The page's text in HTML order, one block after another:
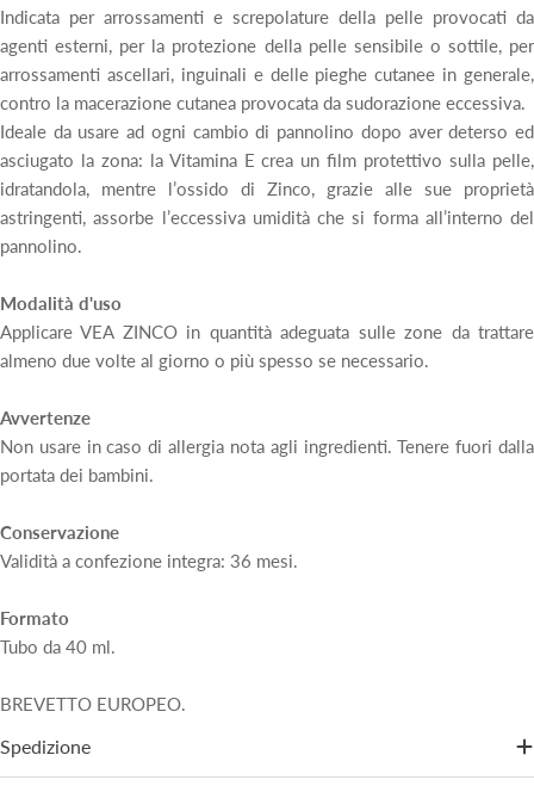
Indicata per arrossamenti e screpolature della pelle provocati da
agenti esterni, per la protezione della pelle sensibile o sottile, per
arrossamenti ascellari, inguinali e delle pieghe cutanee in generale,
contro la macerazione cutanea provocata da sudorazione eccessiva.
Ideale da usare ad ogni cambio di pannolino dopo aver deterso ed
asciugato la zona: la Vitamina E crea un film protettivo sulla pelle,
idratandola, mentre l’ossido di Zinco, grazie alle sue proprietà
astringenti, assorbe l’eccessiva umidità che si forma all’interno del
pannolino.
Modalità d'uso
Applicare VEA ZINCO in quantità adeguata sulle zone da trattare
almeno due volte al giorno o più spesso se necessario.
Avvertenze
Non usare in caso di allergia nota agli ingredienti. Tenere fuori dalla
portata dei bambini.
Conservazione
Validità a confezione integra: 36 mesi.
Formato
Tubo da 40 ml.
BREVETTO EUROPEO.
Spedizione